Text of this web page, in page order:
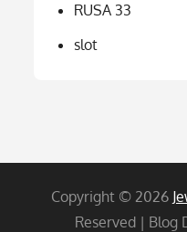
RUSA 33
slot
Copyright © 2026
Reserved | Blog